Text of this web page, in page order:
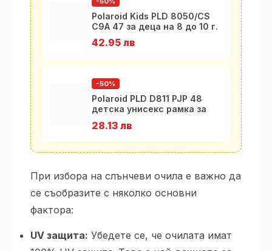
Polaroid Kids PLD 8050/CS
C9A 47 за деца на 8 до 10 г.
42.95 лв
-50%
Polaroid PLD D811 PJP 48
детска унисекс рамка за
28.13 лв
При избора на слънчеви очила е важно да
се съобразите с няколко основни
фактора:
UV защита: Убедете се, че очилата имат